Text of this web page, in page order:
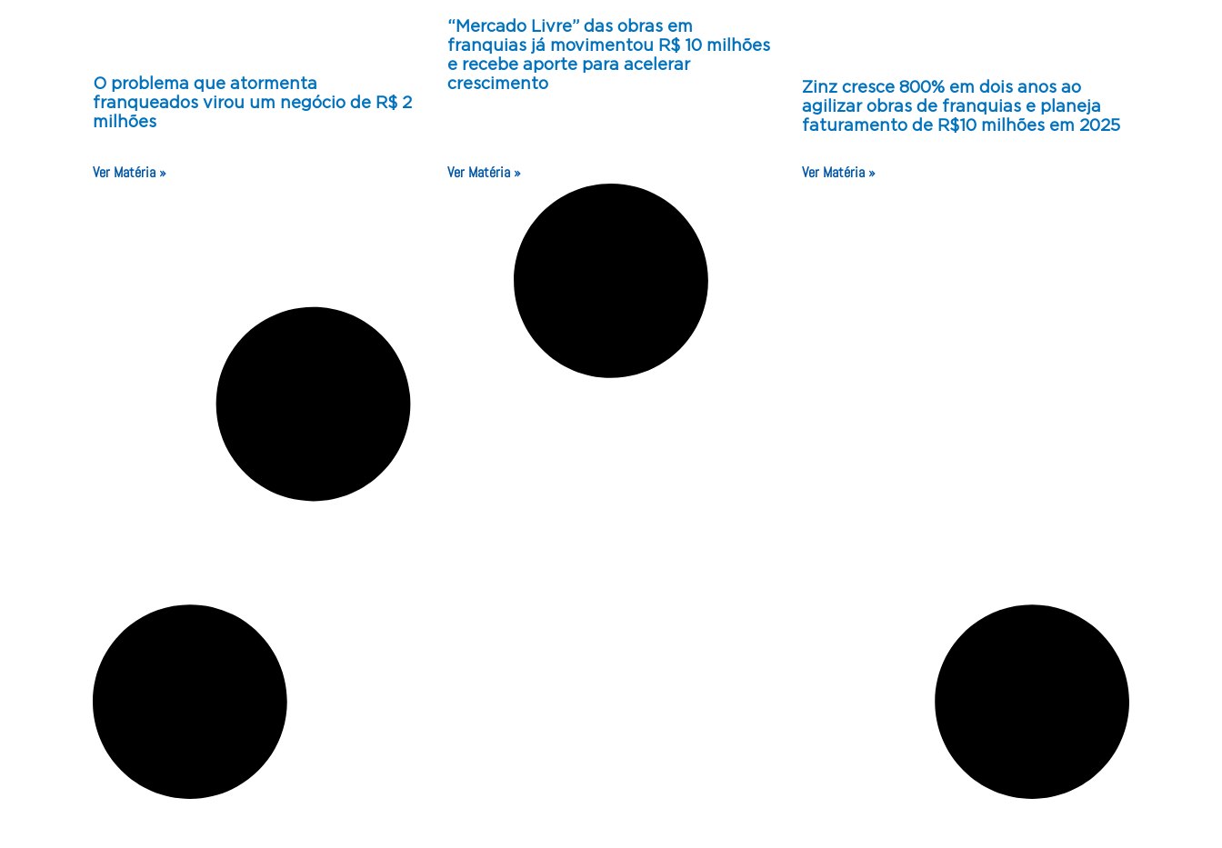
O problema que atormenta
franqueados virou um negócio de R$ 2
milhões
Ver Matéria »
“Mercado Livre” das obras em
franquias já movimentou R$ 10 milhões
e recebe aporte para acelerar
crescimento
Ver Matéria »
Zinz cresce 800% em dois anos ao
agilizar obras de franquias e planeja
faturamento de R$10 milhões em 2025
Ver Matéria »